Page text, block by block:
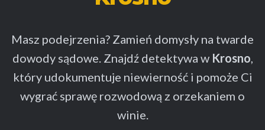
Masz podejrzenia? Zamień domysły na twarde
dowody sądowe. Znajdź detektywa w Krosno,
który udokumentuje niewierność i pomoże Ci
wygrać sprawę rozwodową z orzekaniem o
winie.